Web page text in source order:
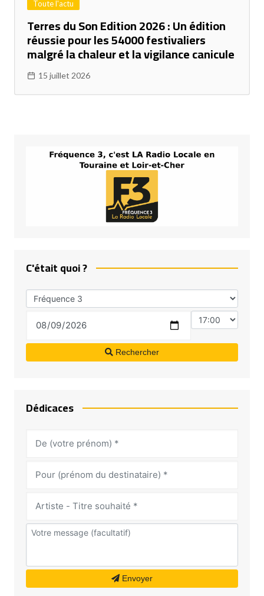
Toute l'actu
Terres du Son Edition 2026 : Un édition
réussie pour les 54000 festivaliers
malgré la chaleur et la vigilance canicule
15 juillet 2026
C'était quoi ?
Rechercher
Dédicaces
Envoyer